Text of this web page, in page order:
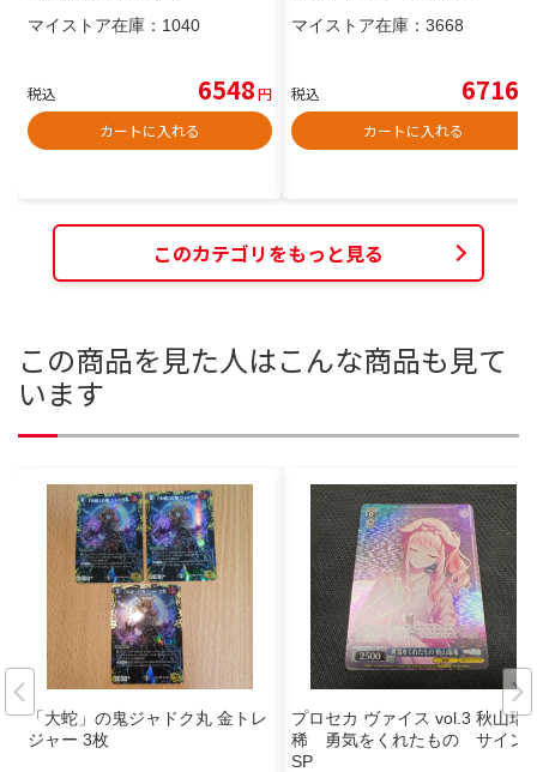
マイストア在庫： 1040
税込 6548円
カートに入れる
マイストア在庫： 3668
税込 6716
カートに入れる
このカテゴリをもっと見る
この商品を見た人はこんな商品も見て
います
「大蛇」の鬼ジャドク丸 金トレ
ジャー 3枚
プロセカ ヴァイス vol.3 秋山瑞
稀 勇気をくれたもの サイン
SP